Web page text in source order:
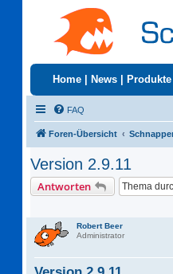
Home News Produkte
FAQ
Foren-Übersicht
Version 2.9.11
Antworten
Robert Beer
Administrator